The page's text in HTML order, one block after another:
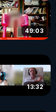
49:03
13:32